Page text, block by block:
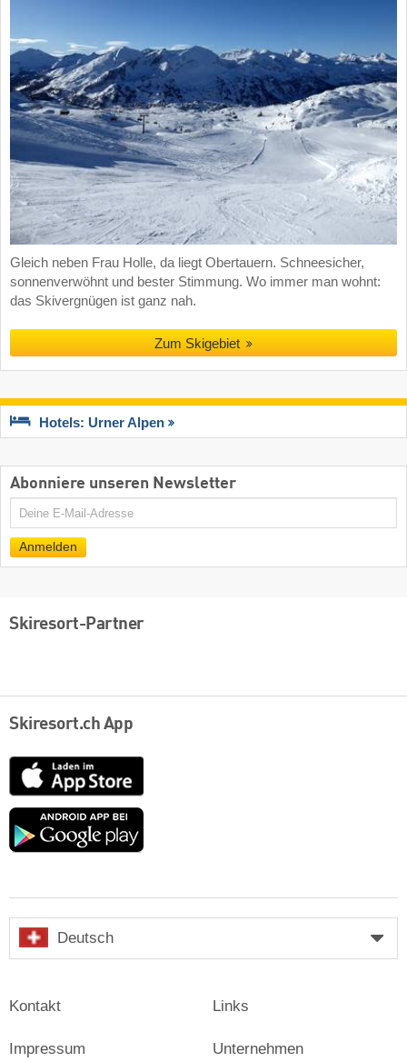
Gleich neben Frau Holle, da liegt Obertauern. Schneesicher,
sonnenverwöhnt und bester Stimmung. Wo immer man wohnt:
das Skivergnügen ist ganz nah.
Zum Skigebiet
Hotels: Urner Alpen
Abonniere unseren Newsletter
E-
Anmelden
Skiresort-Partner
Skiresort.ch App
App
Store
Google
Deutsch
Kontakt
Impressum
Links
Unternehmen